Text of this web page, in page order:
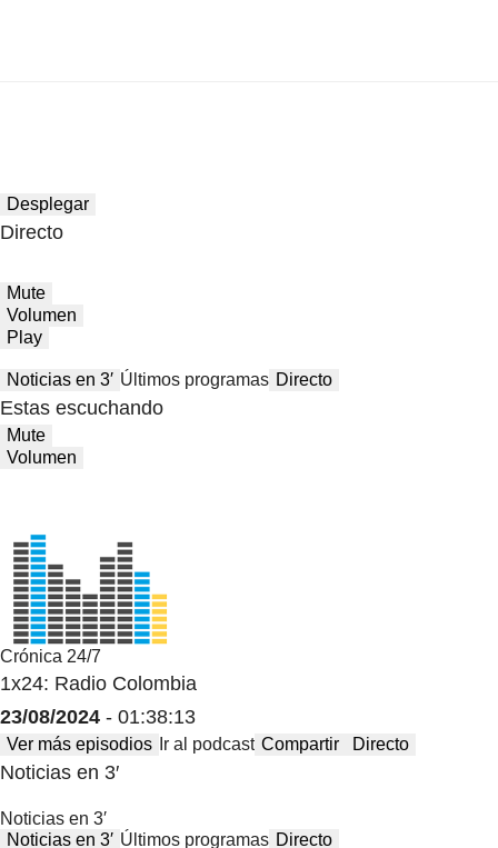
Desplegar
Directo
Mute
Volumen
Play
Noticias en 3′ Últimos programas Directo
Estas escuchando
Mute
Volumen
Crónica 24/7
1x24: Radio Colombia
23/08/2024 - 01:38:13
Ver más episodios Ir al podcast Compartir Directo
Noticias en 3′
Noticias en 3′
Noticias en 3′ Últimos programas Directo